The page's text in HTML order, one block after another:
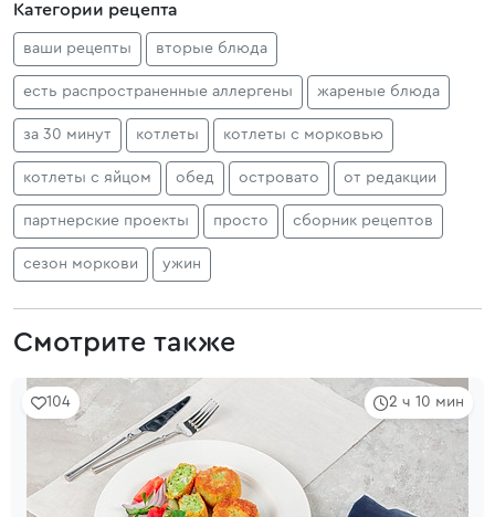
Категории рецепта
ваши рецепты вторые блюда
есть распространенные аллергены жареные блюда
за 30 минут котлеты котлеты с морковью
котлеты с яйцом обед островато от редакции
партнерские проекты просто сборник рецептов
сезон моркови ужин
Смотрите также
2 ч 10 мин
104